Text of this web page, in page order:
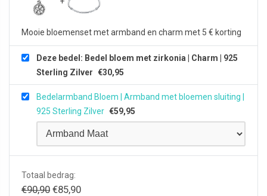
Mooie bloemenset met armband en charm met 5 € korting
Deze bedel: Bedel bloem met zirkonia | Charm | 925
Sterling Zilver €30,95
Bedelarmband Bloem | Armband met bloemen sluiting |
925 Sterling Zilver €59,95
Totaal bedrag:
€90,90 Oorspronkelijke
€85,90Huidige